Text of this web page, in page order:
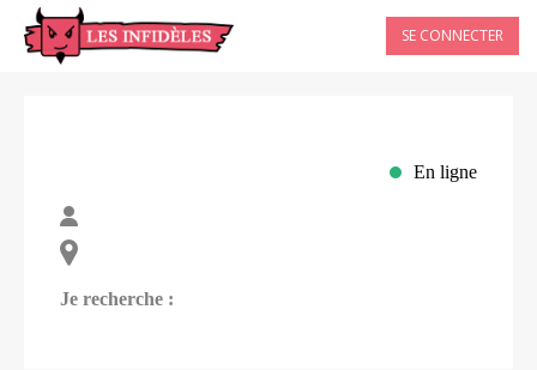
SE CONNECTER
En ligne
Je recherche :